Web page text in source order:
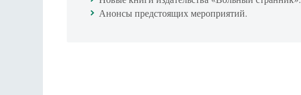
Анонсы предстоящих мероприятий.